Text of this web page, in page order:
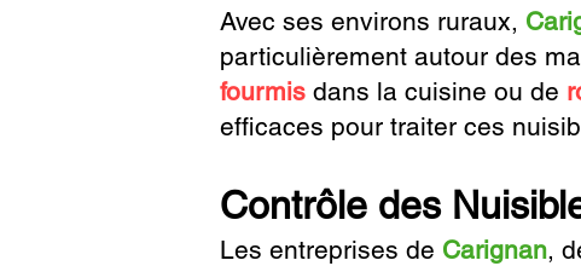
Avec ses environs ruraux,
particulièrement autour des
fourmis dans la cuisine ou de
efficaces pour traiter ces
Contrôle des
Les entreprises de Carignan,